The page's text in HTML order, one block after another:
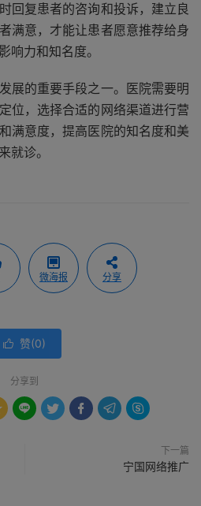
回复患者的咨询和投诉，建立良
满意，才能让患者愿意推荐给身
响力和知名度。
展的重要手段之一。医院需要明
位，选择合适的网络渠道进行营
满意度，提高医院的知名度和美
就诊。
微海报 分享
 赞(0)
分享到
    
下一篇
宁国网络推广